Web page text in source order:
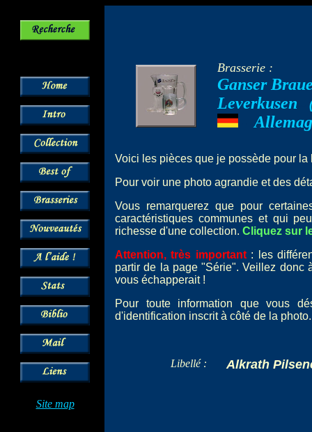
Site map
Brasserie :
Ganser
Leverkusen
Voici les pièces que je possède pour
Pour voir une photo agrandie et des
Vous remarquerez que pour
caractéristiques communes et qui
richesse d'une collection. Cliquez sur
Attention, très important: les
partir de la page "Série". Veillez donc
vous échapperait !
Pour toute information que vous
d'identification inscrit à côté de la photo.
Libellé : Alkrath